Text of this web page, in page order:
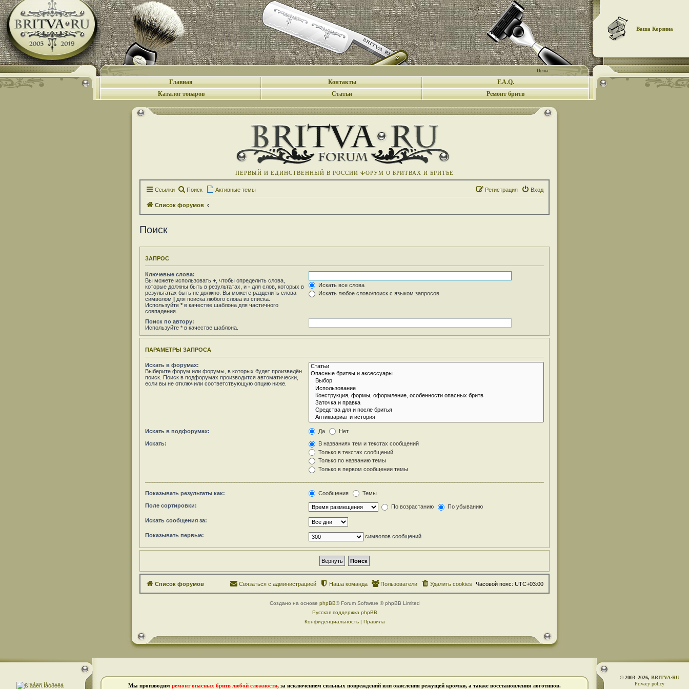
Цены:
Ваша Корзина
Главная Контакты
F.A.Q.
Каталог товаров
Статьи Ремонт бритв
ПЕРВЫЙ И ЕДИНСТВЕННЫЙ В РОССИИ ФОРУМ О БРИТВАХ И БРИТЬЕ
Ссылки Поиск Активные темы Вход
Регистрация
Список форумов
Поиск
ЗАПРОС
Ключевые слова:
Вы можете использовать + , чтобы определить слова,
которые должны быть в результатах, и - для слов, которых в
результатах быть не должно. Вы можете разделить слова
символом | для поиска любого слова из списка.
Используйте * в качестве шаблона для частичного
совпадения.
Искать все слова
Искать любое слово/поиск с языком запросов
Поиск по автору:
Используйте * в качестве шаблона.
ПАРАМЕТРЫ ЗАПРОСА
Искать в форумах:
Выберите форум или форумы, в которых будет произведён
поиск. Поиск в подфорумах производится автоматически,
если вы не отключили соответствующую опцию ниже.
Искать в подфорумах: Да Нет
Искать:
В названиях тем и текстах сообщений
Только в текстах сообщений
Только по названию темы
Только в первом сообщении темы
Показывать результаты как: Сообщения Темы
Поле сортировки: По возрастанию По убыванию
Искать сообщения за:
Показывать первые: символов сообщений
Список форумов Часовой пояс: UTC+03:00
Удалить cookies
Пользователи
Наша команда
Связаться с администрацией
Создано на основе phpBB® Forum Software © phpBB Limited
Русская поддержка phpBB
Конфиденциальность| Правила
Мы производим ремонт опасных бритв любой сложности, за исключением сильных повреждений или окисления режущей кромки, а также восстановления логотипов.
© 2003–2026, BRITVA·RU
Privacy policy